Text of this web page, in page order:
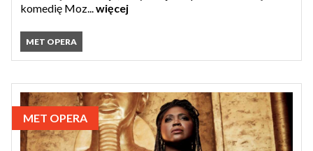
komedię Moz...więcej
MET OPERA
MET OPERA